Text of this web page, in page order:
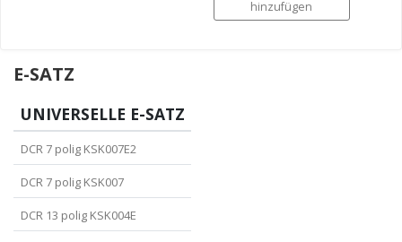
hinzufügen
E-SATZ
UNIVERSELLE E-SATZ
DCR 7 polig KSK007E2
DCR 7 polig KSK007
DCR 13 polig KSK004E